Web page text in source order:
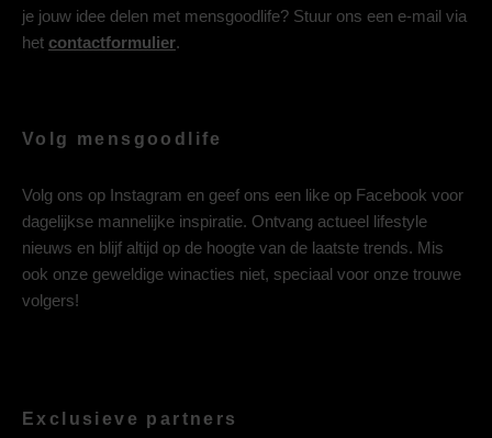
je jouw idee delen met mensgoodlife? Stuur ons een e-mail via
het contactformulier.
Volg mensgoodlife
Volg ons op Instagram en geef ons een like op Facebook voor
dagelijkse mannelijke inspiratie. Ontvang actueel lifestyle
nieuws en blijf altijd op de hoogte van de laatste trends. Mis
ook onze geweldige winacties niet, speciaal voor onze trouwe
volgers!
Exclusieve partners